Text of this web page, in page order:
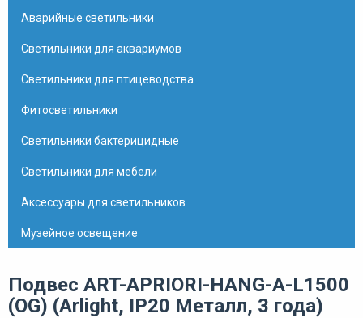
Аварийные светильники
Светильники для аквариумов
Светильники для птицеводства
Фитосветильники
Светильники бактерицидные
Светильники для мебели
Аксессуары для светильников
Музейное освещение
Подвес ART-APRIORI-HANG-A-L1500
(OG) (Arlight, IP20 Металл, 3 года)